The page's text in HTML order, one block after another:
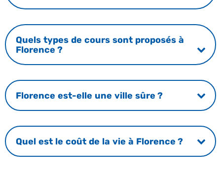
Quels types de cours sont proposés à
Florence ?
Florence est-elle une ville sûre ?
Quel est le coût de la vie à Florence ?